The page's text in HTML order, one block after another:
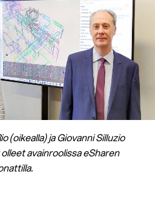
(oikealla) ja Giovanni Silluzio
avainroolissa eSharen